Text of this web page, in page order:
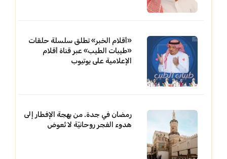
«أقلام الخبر» تطلق سلسلة حلقات
«طيبات الطيب» عبر قناة أقلام
الإعلامية على يوتيوب
رمضان في جدة. من بهجة الإفطار إلى
هدوء الفجر روحانيّة لا تُعوض